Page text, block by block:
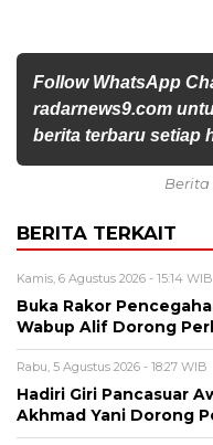
Follow WhatsApp
radarnews9.com
berita terbaru setiap
BERITA TERKAIT
Kamis, 6 Agustus 2026 - 15:14 WIB
Buka Rakor
Wabup Alif Dorong
Rabu, 5 Agustus 2026 - 18:27 WIB
Hadiri Giri Pancasuar
Akhmad Yani Dorong